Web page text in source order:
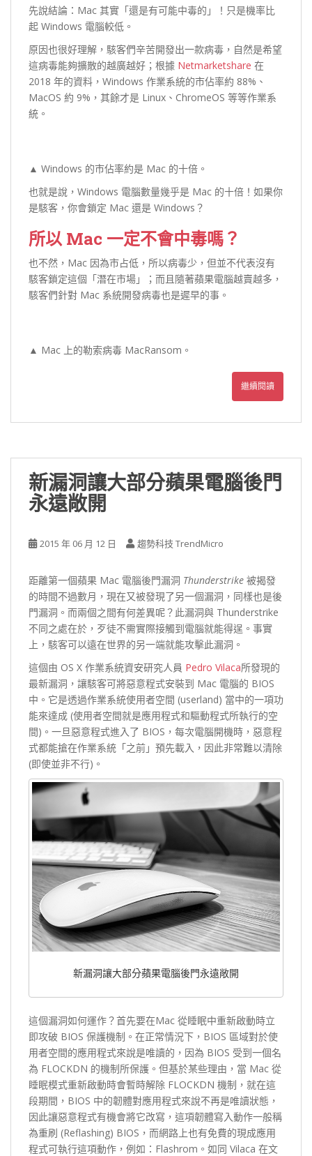
先說結論：Mac 其實「還是有可能中毒的」！只是機率比
起 Windows 電腦較低。
原因也很好理解，駭客們辛苦開發出一款病毒，自然是希望
這病毒能夠擴散的越廣越好；根據 Netmarketshare 在
2018 年的資料，Windows 作業系統的市佔率約 88%、
MacOS 約 9%，其餘才是 Linux、ChromeOS 等等作業系
統。
▲ Windows 的市佔率約是 Mac 的十倍。
也就是說，Windows 電腦數量幾乎是 Mac 的十倍！如果你
是駭客，你會鎖定 Mac 還是 Windows？
所以 Mac 一定不會中毒嗎？
也不然，Mac 因為市占低，所以病毒少，但並不代表沒有
駭客鎖定這個「潛在市場」；而且隨著蘋果電腦越賣越多，
駭客們針對 Mac 系統開發病毒也是遲早的事。
▲ Mac 上的勒索病毒 MacRansom。
繼續閱讀
新漏洞讓大部分蘋果電腦後門
永遠敞開
2015 年 06 月 12 日 趨勢科技 TrendMicro
距離第一個蘋果 Mac 電腦後門漏洞 Thunderstrike 被揭發
的時間不過數月，現在又被發現了另一個漏洞，同樣也是後
門漏洞。而兩個之間有何差異呢？此漏洞與 Thunderstrike
不同之處在於，歹徒不需實際接觸到電腦就能得逞。事實
上，駭客可以遠在世界的另一端就能攻擊此漏洞。
這個由 OS X 作業系統資安研究人員 Pedro Vilaca所發現的
最新漏洞，讓駭客可將惡意程式安裝到 Mac 電腦的 BIOS
中。它是透過作業系統使用者空間 (userland) 當中的一項功
能來達成 (使用者空間就是應用程式和驅動程式所執行的空
間)。一旦惡意程式進入了 BIOS，每次電腦開機時，惡意程
式都能搶在作業系統「之前」預先載入，因此非常難以清除
(即使並非不行)。
新漏洞讓大部分蘋果電腦後門永遠敞開
這個漏洞如何運作？首先要在Mac 從睡眠中重新啟動時立
即攻破 BIOS 保護機制。在正常情況下，BIOS 區域對於使
用者空間的應用程式來說是唯讀的，因為 BIOS 受到一個名
為 FLOCKDN 的機制所保護。但基於某些理由，當 Mac 從
睡眠模式重新啟動時會暫時解除 FLOCKDN 機制，就在這
段期間，BIOS 中的韌體對應用程式來說不再是唯讀狀態，
因此讓惡意程式有機會將它改寫，這項韌體寫入動作一般稱
為重刷 (Reflashing) BIOS，而網路上也有免費的現成應用
程式可執行這項動作，例如：Flashrom。如同 Vilaca 在文